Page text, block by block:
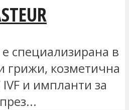
специализирана в
грижи, козметична
и импланти за